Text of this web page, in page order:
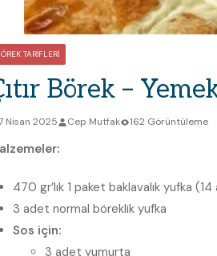
TARIFLERI
Börek –
Nisan 2025 Cep Mutfak 162 Görüntüleme
470 gr’lık 1 paket baklavalık yufka
3 adet normal böreklik yufka
Sos için:
3 adet yumurta